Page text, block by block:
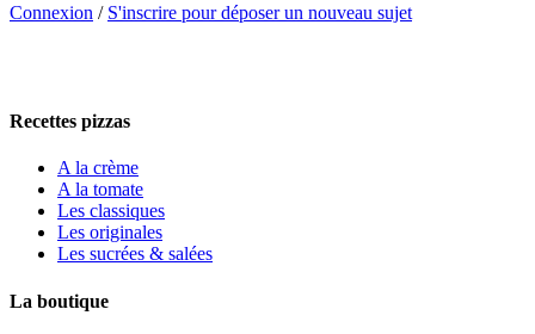
Connexion / S'inscrire pour déposer un nouveau sujet
Recettes pizzas
A la crème
A la tomate
Les classiques
Les originales
Les sucrées & salées
La boutique